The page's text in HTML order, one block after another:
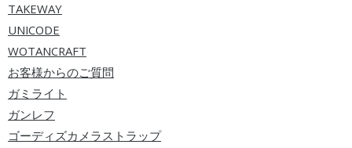
TAKEWAY
UNICODE
WOTANCRAFT
お客様からのご質問
ガミライト
ガンレフ
ゴーディズカメラストラップ